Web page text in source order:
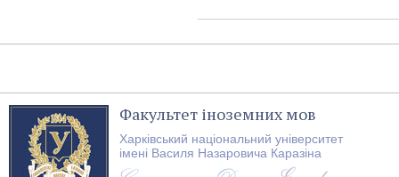
Факультет іноземних мов
Харківський національний університет
імені Василя Назаровича Каразіна